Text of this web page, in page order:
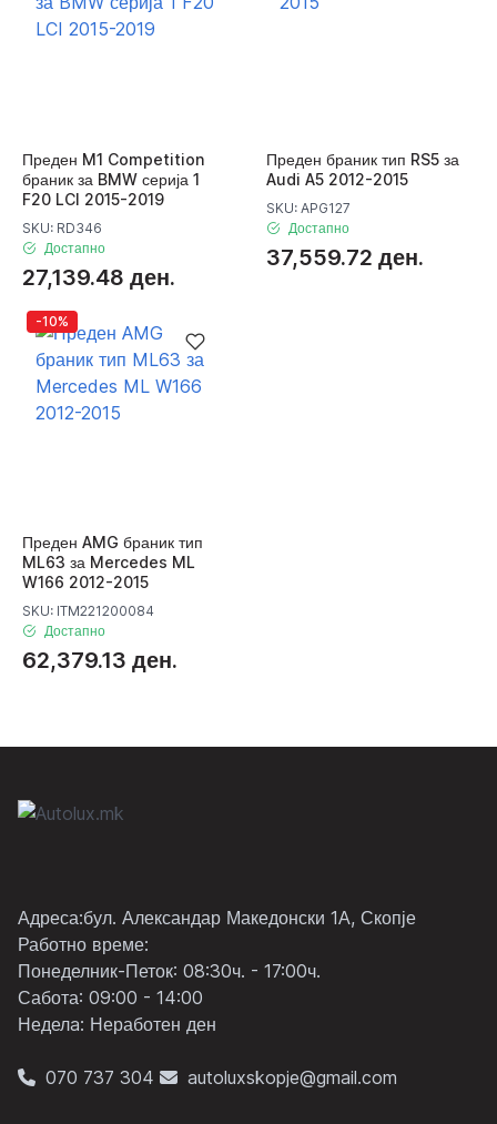
Преден M1 Competition
браник за BMW серија 1
F20 LCI 2015-2019
SKU: RD346
Достапно
27,139.48 ден.
Преден браник тип RS5 за
Audi A5 2012-2015
SKU: APG127
Достапно
37,559.72 ден.
-10%
Преден AMG браник тип
ML63 за Mercedes ML
W166 2012-2015
SKU: ITM221200084
Достапно
62,379.13 ден.
Адреса:бул. Александар Македонски 1А, Скопје
Работно време:
Понеделник-Петок: 08:30ч. - 17:00ч.
Сабота: 09:00 - 14:00
Неделa: Неработен ден
070 737 304 autoluxskopje@gmail.com